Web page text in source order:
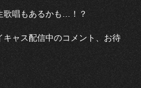
歌唱もあるかも…！？
ャス配信中のコメント、お待